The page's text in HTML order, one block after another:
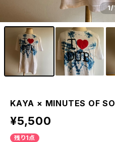
1/
KAYA × MINUTES OF
¥5,500
残り1点